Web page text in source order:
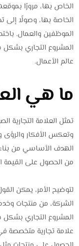
الخاص بها، مرورًا
الخاصة بها، وصولًا إلى
الموظفين والعمال.
المشروع التجاري بشكل
عالم الأعمال.
ما هي
تمثل العلامة التجارية
وتعكس الأفكار والرؤى
الهدف الأساسي من
من الحصول على القيمة
لتوضيح الأمر، يمكن
الشركة، من منتجات
المشروع التجاري بشكل
علامة تجارية متخصصة